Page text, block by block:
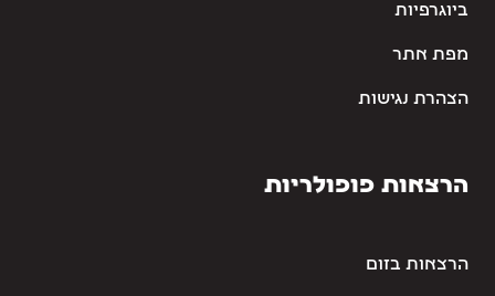
ביוגרפיות
מפת אתר
הצהרת נגישות
הרצאות פופולריות
הרצאות בזום